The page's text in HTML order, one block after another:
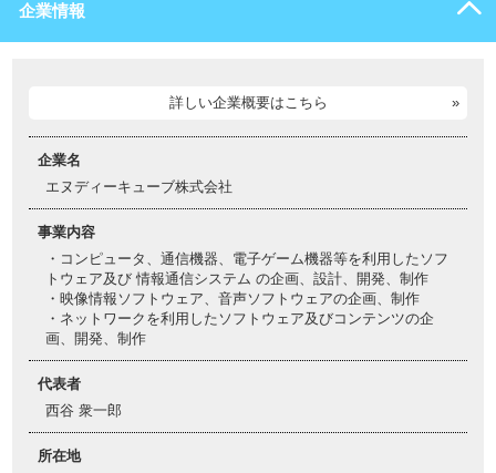
企業情報
詳しい企業概要はこちら
企業名
エヌディーキューブ株式会社
事業内容
・コンピュータ、通信機器、電子ゲーム機器等を利用したソフ
トウェア及び 情報通信システム の企画、設計、開発、制作
・映像情報ソフトウェア、音声ソフトウェアの企画、制作
・ネットワークを利用したソフトウェア及びコンテンツの企
画、開発、制作
代表者
西谷 衆一郎
所在地